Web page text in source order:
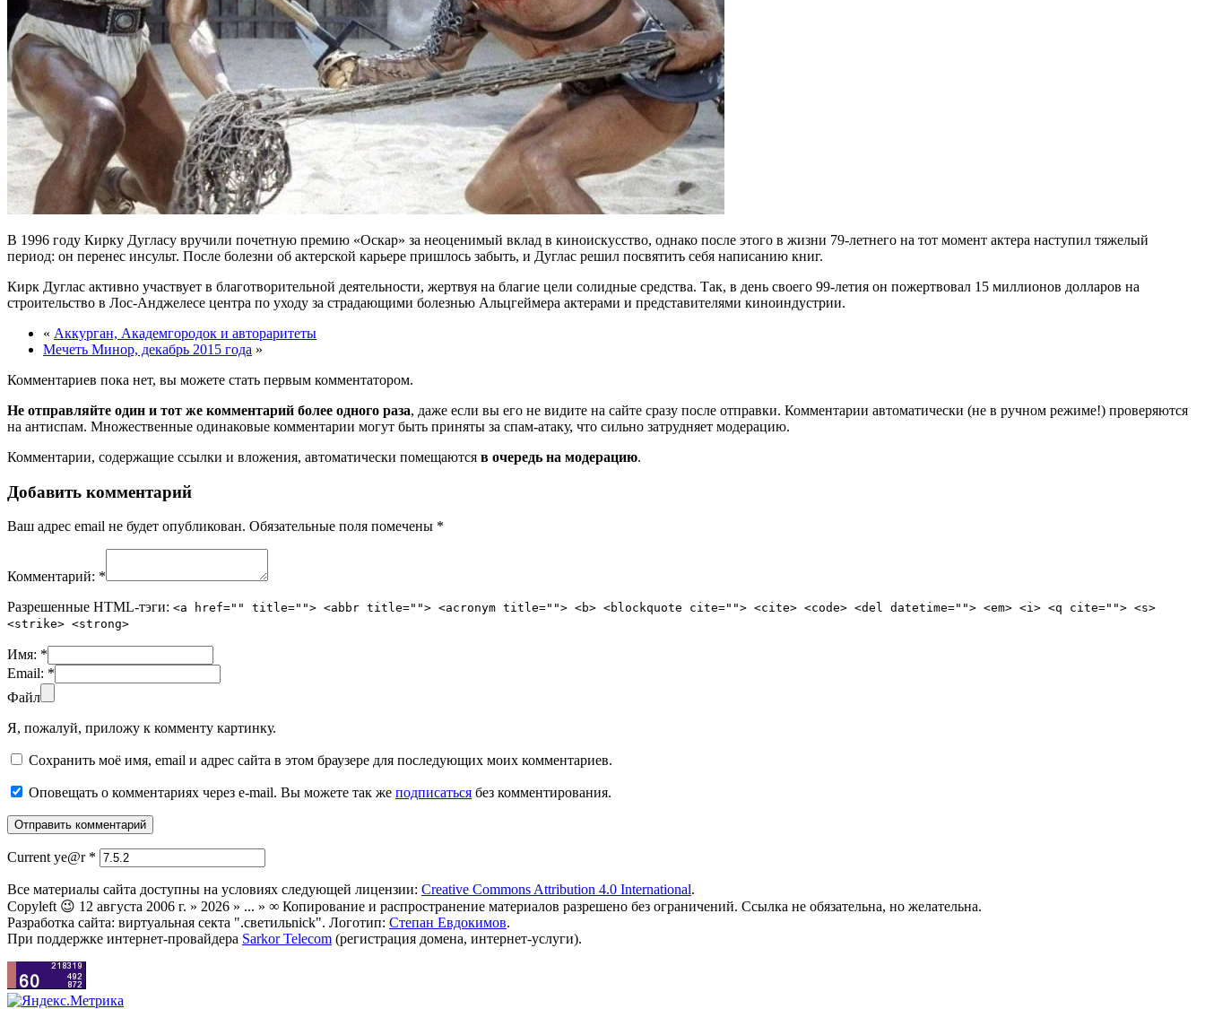
В 1996 году Кирку Дугласу вручили почетную премию «Оскар» за неоценимый вклад в киноискусство, однако после этого в жизни 79-летнего на тот момент актера наступил тяжелый
период: он перенес инсульт. После болезни об актерской карьере пришлось забыть, и Дуглас решил посвятить себя написанию книг.
Кирк Дуглас активно участвует в благотворительной деятельности, жертвуя на благие цели солидные средства. Так, в день своего 99-летия он пожертвовал 15 миллионов долларов на
строительство в Лос-Анджелесе центра по уходу за страдающими болезнью Альцгеймера актерами и представителями киноиндустрии.
« Аккурган, Академгородок и автораритеты
Мечеть Минор, декабрь 2015 года »
Комментариев пока нет, вы можете стать первым комментатором.
Не отправляйте один и тот же комментарий более одного раза, даже если вы его не видите на сайте сразу после отправки. Комментарии автоматически (не в ручном режиме!) проверяются
на антиспам. Множественные одинаковые комментарии могут быть приняты за спам-атаку, что сильно затрудняет модерацию.
Комментарии, содержащие ссылки и вложения, автоматически помещаются в очередь на модерацию.
Добавить комментарий
Ваш адрес email не будет опубликован. Обязательные поля помечены *
Комментарий: *
Разрешенные HTML-тэги: <a href="" title=""> <abbr title=""> <acronym title=""> <b> <blockquote cite=""> <cite> <code> <del datetime=""> <em> <i> <q cite=""> <s>
<strike> <strong>
Имя: *
Email: *
Файл
Я, пожалуй, приложу к комменту картинку.
Сохранить моё имя, email и адрес сайта в этом браузере для последующих моих комментариев.
Оповещать о комментариях через e-mail. Вы можете так же подписаться без комментирования.
Current ye@r *
Все материалы сайта доступны на условиях следующей лицензии: Creative Commons Attribution 4.0 International.
Copyleft 😉 12 августа 2006 г. » 2026 » ... » ∞ Копирование и распространение материалов разрешено без ограничений. Ссылка не обязательна, но желательна.
Разработка сайта: виртуальная секта ".светильnick". Логотип: Степан Евдокимов.
При поддержке интернет-провайдера Sarkor Telecom (регистрация домена, интернет-услуги).